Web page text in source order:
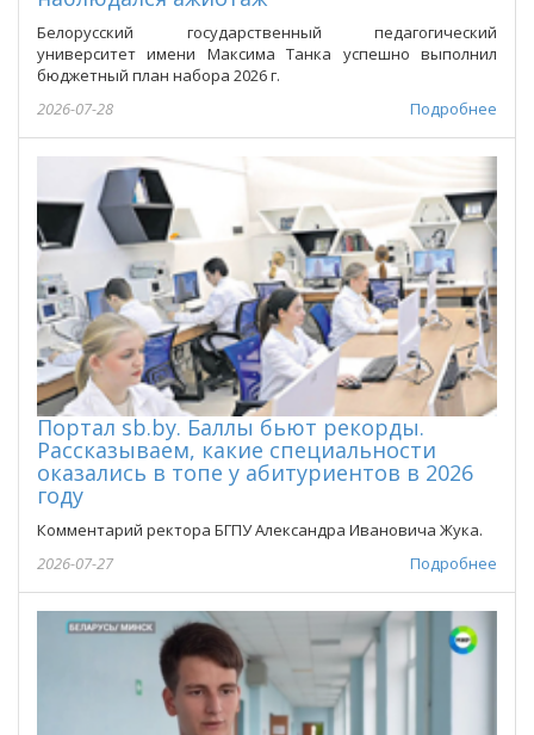
Белорусский государственный педагогический
университет имени Максима Танка успешно выполнил
бюджетный план набора 2026 г.
Подробнее
2026-07-28
Портал sb.by. Баллы бьют рекорды.
Рассказываем, какие специальности
оказались в топе у абитуриентов в 2026
году
Комментарий ректора БГПУ Александра Ивановича Жука.
Подробнее
2026-07-27